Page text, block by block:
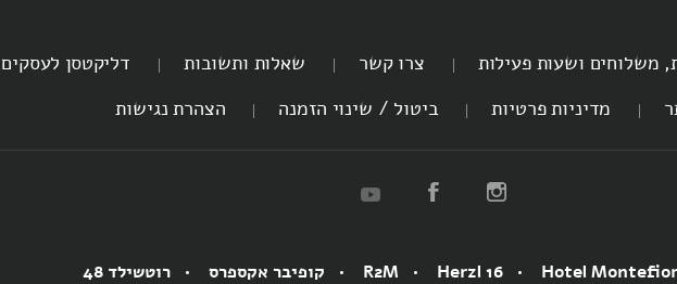
משלוחים ושעות פעילות צרו קשר שאלות ותשובות דליקטסן לעסקים
מדיניות פרטיות ביטול / שינוי הזמנה הצהרת נגישות
Hotel
Herzl 16
R2M קופיבר אקספרס רוטשילד 48